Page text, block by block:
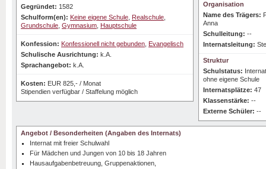
Gegründet: 1582
Schulform(en): Keine eigene Schule Realschule
Grundschule Gymnasium Hauptschule
Konfession: Konfessionell nicht gebunden Evangelisch
Schulische Ausrichtung: k.A.
Sprachangebot: k.A.
Kosten: EUR 825,- / Monat
Stipendien verfügbar / Staffelung möglich
Organisation
Name des Trägers:
Anna
Schulleitung: --
Internatsleitung:
Struktur
Schulstatus:
ohne eigene Schule
Internatsplätze: 47
Klassenstärke: --
Externe Schüler: --
Angebot / Besonderheiten (Angaben des Internats)
Internat mit freier Schulwahl
Für Mädchen und Jungen von 10 bis 18 Jahren
Hausaufgabenbetreuung, Gruppenaktionen,